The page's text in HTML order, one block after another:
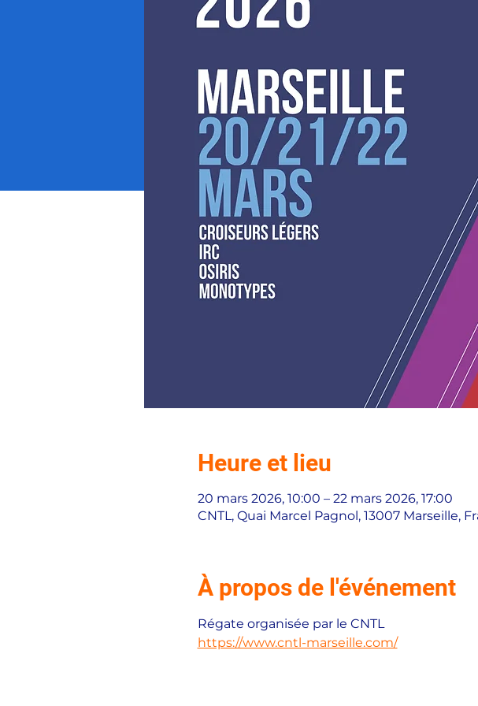
Heure et lieu
20 mars 2026, 10:00 – 22 mars 2026, 17:00
CNTL, Quai Marcel Pagnol, 13007 Marseille,
À propos de l'événement
Régate organisée par le CNTL
https://www.cntl-marseille.com/